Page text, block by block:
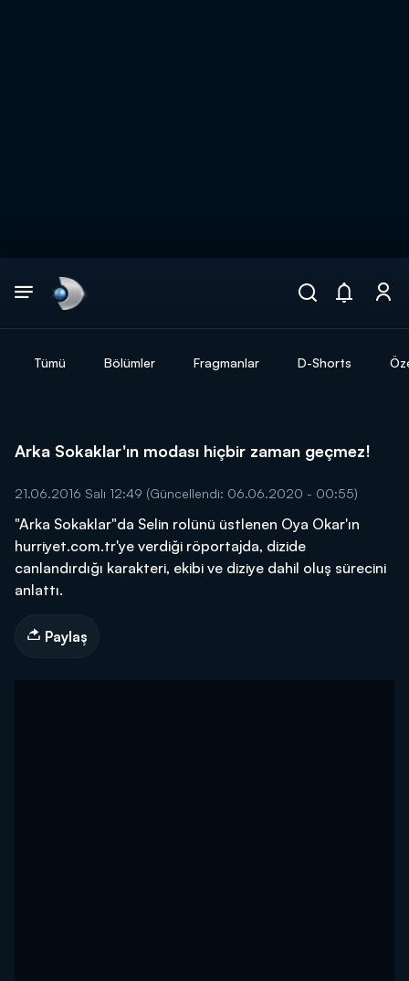
Tümü Bölümler Fragmanlar D-Shorts
Arka Sokaklar'ın modası hiçbir zaman geçmez!
21.06.2016 Salı 12:49 (Güncellendi: 06.06.2020 - 00:55)
"Arka Sokaklar"da Selin rolünü üstlenen Oya Okar'ın
hurriyet.com.tr'ye verdiği röportajda, dizide
canlandırdığı karakteri, ekibi ve diziye dahil oluş sürecini
anlattı.
Paylaş